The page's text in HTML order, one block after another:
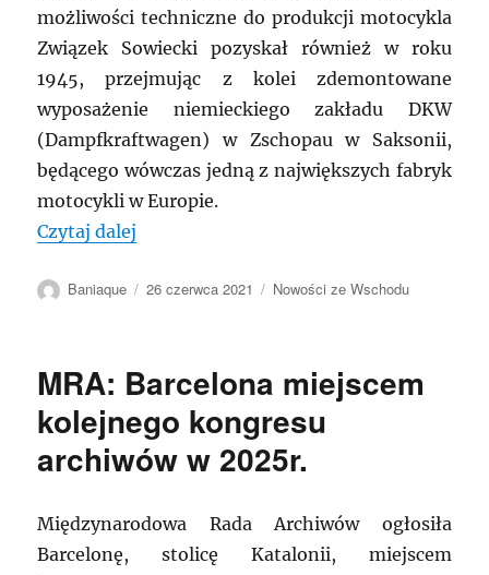
możliwości techniczne do produkcji motocykla
Związek Sowiecki pozyskał również w roku
1945, przejmując z kolei zdemontowane
wyposażenie niemieckiego zakładu DKW
(Dampfkraftwagen) w Zschopau w Saksonii,
będącego wówczas jedną z największych fabryk
motocykli w Europie.
Czytaj dalej
Autor
Baniaque
Data
26 czerwca 2021 Kategorie
Nowości ze Wschodu
MRA: Barcelona miejscem
kolejnego kongresu
archiwów w 2025r.
Międzynarodowa Rada Archiwów ogłosiła
Barcelonę, stolicę Katalonii, miejscem